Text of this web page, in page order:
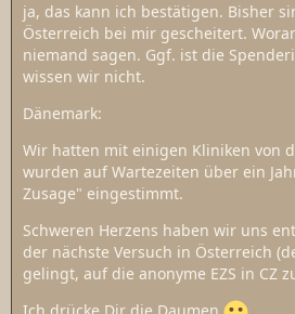
ja, das kann ich bestätigen. Bisher
Österreich bei mir gescheitert.
niemand sagen. Ggf. ist die
wissen wir nicht.
Dänemark:
Wir hatten mit einigen Kliniken von
wurden auf Wartezeiten über ein
Zusage" eingestimmt.
Schweren Herzens haben wir uns
der nächste Versuch in Österreich
gelingt, auf die anonyme EZS in CZ